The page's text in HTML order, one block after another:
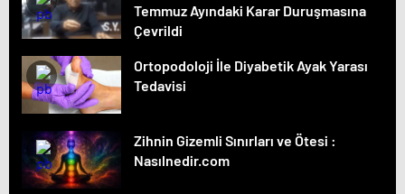
Temmuz Ayındaki Karar Duruşmasına
Çevrildi
Ortopodoloji İle Diyabetik Ayak Yarası
Tedavisi
Zihnin Gizemli Sınırları ve Ötesi :
Nasılnedir.com